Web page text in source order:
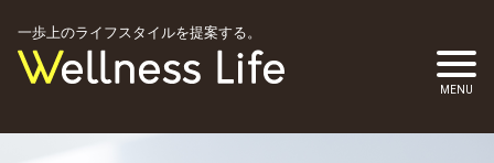
一歩上のライフスタイルを提案する。